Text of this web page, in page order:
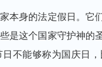
本身的法定假日。
是这个国家守护神
不能够称为国庆日